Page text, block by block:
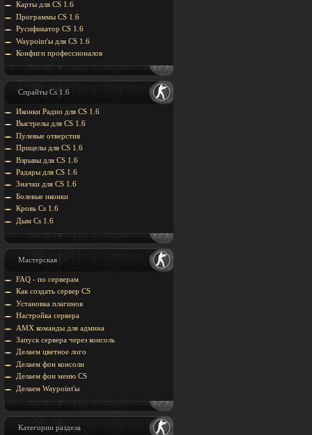
Карты для CS 1.6
Программы CS 1.6
Русификатор CS 1.6
Waypoint'ы для CS 1.6
Конфиги профессионалов
Спрайты Cs 1.6
Иконки Радио для CS 1.6
Выстрелы для CS 1.6
Пулевые отверстия
Прицелы для CS 1.6
Взрывы для CS 1.6
Радары для CS 1.6
Значки для CS 1.6
Болевые иконки
Кровь Cs 1.6
Дым Cs 1.6
Мастерская
FAQ - по серверам
Как создать сервер CS
Установка плагинов
Настройка сервера
AMX команды для админа
Запуск сервера через консоль
Делаем цветное лого
Делаем фон консоли
Делаем фон меню CS
Делаем Waypoint'ы
Категории раздела